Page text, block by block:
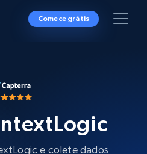
Comece grátis
e colete dados